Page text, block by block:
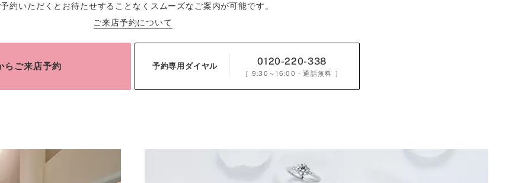
約いただくとお待たせすることなくスムーズなご案内が可能です。
ご来店予約について
らご来店予約 予約専用ダイヤル 0120-220-338
［ 9:30～16:00 ・通話無料 ］